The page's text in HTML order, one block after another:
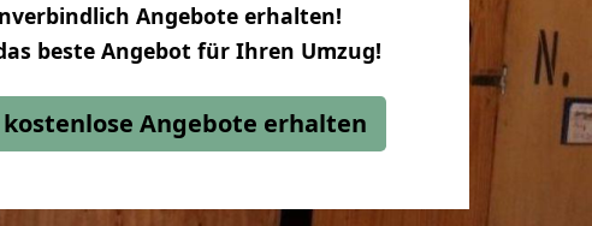
Angebote erhalten!
beste Angebot für Ihren Umzug!
Angebote erhalten